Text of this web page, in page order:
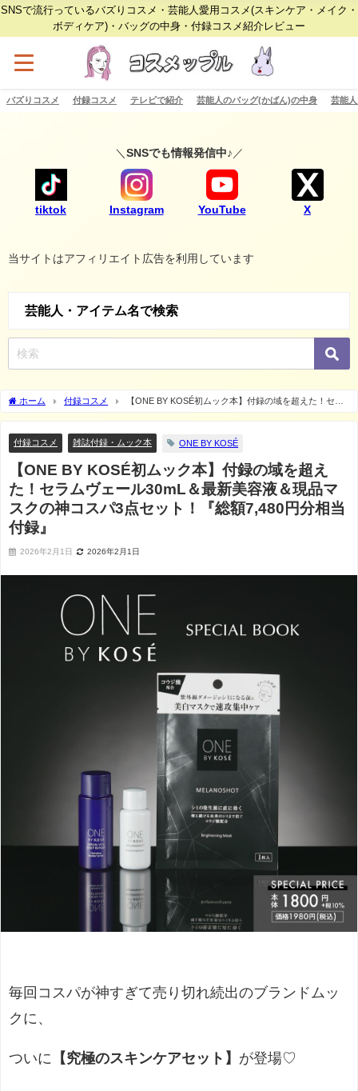
SNSで流行っているバズりコスメ・芸能人愛用コスメ(スキンケア・メイク・
ボディケア)・バッグの中身・付録コスメ紹介レビュー
バズりコスメ 付録コスメ テレビで紹介 芸能人のバッグ(かばん)の中身 芸能
＼ SNSでも情報発信中♪ ／
tiktok Instagram YouTube X
当サイトはアフィリエイト広告を利用しています
芸能人・アイテム名で検索
ホーム 付録コスメ
【ONE BY KOSÉ初ムック本】付録の域を超えた！セラ
ムヴェール30mL＆最新美容液＆現品マスクの神コスパ3点セット！『総額7,480円分相
付録コスメ
雑誌付録・ムック本 ONE BY KOSÉ
【ONE BY KOSÉ初ムック本】付録の域を超え
た！セラムヴェール30mL＆最新美容液＆現品マ
スクの神コスパ3点セット！『総額7,480円分相当
付録』
2026年2月1日 2026年2月1日
毎回コスパが神すぎて売り切れ続出のブランドムッ
クに、
ついに 【究極のスキンケアセット】 が登場♡